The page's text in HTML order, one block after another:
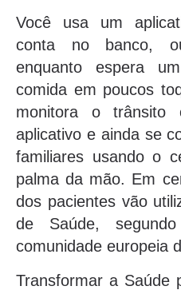
Você usa um
conta no banco,
enquanto espera
comida em poucos
monitora o trânsito
aplicativo e ainda se
familiares usando o
palma da mão. Em
dos pacientes vão
de Saúde,
comunidade europeia
Transformar a Saúde